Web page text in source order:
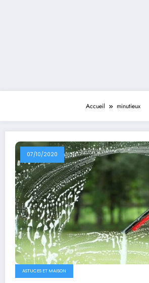
Accueil minutieux
07/10/2020
ASTUCES ET MAISON